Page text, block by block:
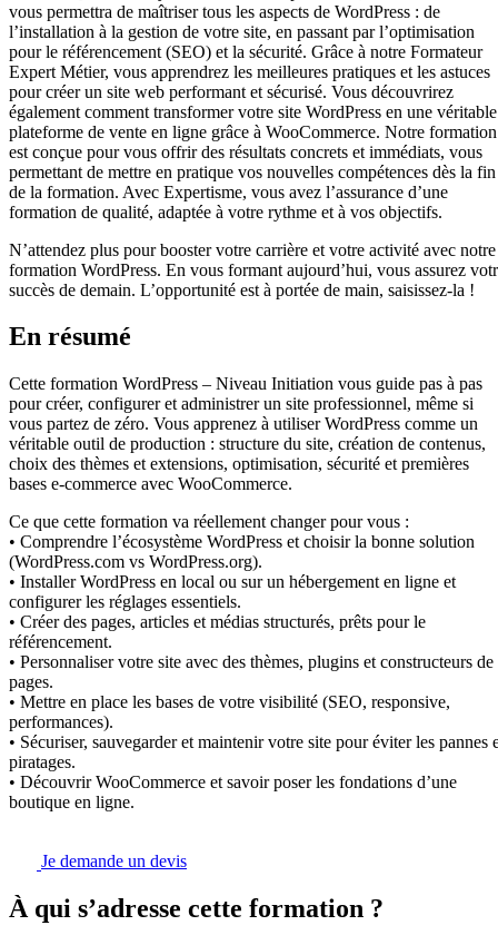
vous permettra de maîtriser tous les aspects de WordPress : de
l’installation à la gestion de votre site, en passant par l’optimisation
pour le référencement (SEO) et la sécurité. Grâce à notre Formateur
Expert Métier, vous apprendrez les meilleures pratiques et les astuces
pour créer un site web performant et sécurisé. Vous découvrirez
également comment transformer votre site WordPress en une véritable
plateforme de vente en ligne grâce à WooCommerce. Notre formation
est conçue pour vous offrir des résultats concrets et immédiats, vous
permettant de mettre en pratique vos nouvelles compétences dès la fin
de la formation. Avec Expertisme, vous avez l’assurance d’une
formation de qualité, adaptée à votre rythme et à vos objectifs.
N’attendez plus pour booster votre carrière et votre activité avec notre
formation WordPress. En vous formant aujourd’hui, vous assurez
succès de demain. L’opportunité est à portée de main, saisissez-la !
En résumé
Cette formation WordPress – Niveau Initiation vous guide pas à pas
pour créer, configurer et administrer un site professionnel, même si
vous partez de zéro. Vous apprenez à utiliser WordPress comme un
véritable outil de production : structure du site, création de contenus,
choix des thèmes et extensions, optimisation, sécurité et premières
bases e-commerce avec WooCommerce.
Ce que cette formation va réellement changer pour vous :
• Comprendre l’écosystème WordPress et choisir la bonne solution
(WordPress.com vs WordPress.org).
• Installer WordPress en local ou sur un hébergement en ligne et
configurer les réglages essentiels.
• Créer des pages, articles et médias structurés, prêts pour le
référencement.
• Personnaliser votre site avec des thèmes, plugins et constructeurs de
pages.
• Mettre en place les bases de votre visibilité (SEO, responsive,
performances).
• Sécuriser, sauvegarder et maintenir votre site pour éviter les pannes
piratages.
• Découvrir WooCommerce et savoir poser les fondations d’une
boutique en ligne.
Je demande un devis
À qui s’adresse cette formation ?